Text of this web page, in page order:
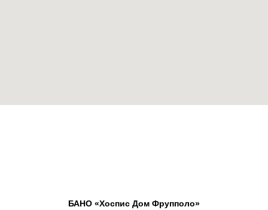
БАНО «Хоспис Дом Фрупполо»